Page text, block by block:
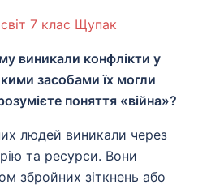
7 клас Щупак
виникали конфлікти у
засобами їх могли
поняття «війна»?
людей виникали через
та ресурси. Вони
збройних зіткнень або